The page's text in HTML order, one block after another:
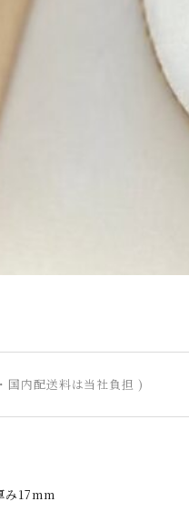
国内配送料は当社負担 )
17mm